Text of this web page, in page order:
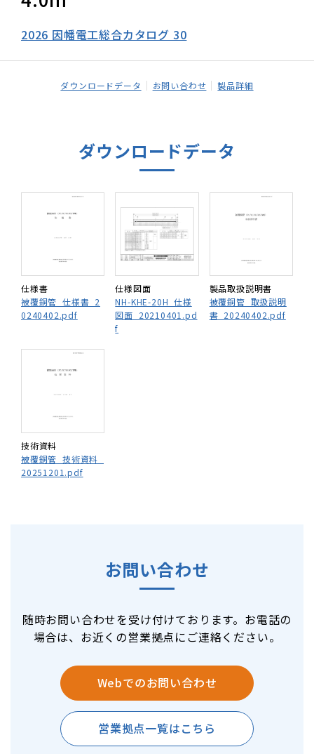
2026 因幡電工総合カタログ 30
ダウンロードデータ お問い合わせ 製品詳細
ダウンロードデータ
仕様書
被覆銅管_仕様書_2
0240402.pdf
仕様図面
NH-KHE-20H_仕様
図面_20210401.pd
f
製品取扱説明書
被覆銅管_取扱説明
書_20240402.pdf
技術資料
被覆銅管_技術資料_
20251201.pdf
お問い合わせ
随時お問い合わせを受け付けております。お電話の
場合は、お近くの営業拠点にご連絡ください。
Webでのお問い合わせ
営業拠点一覧はこちら